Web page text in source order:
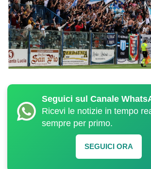
Seguici sul Canale
Ricevi le notizie in tempo
sempre per primo.
SEGUICI ORA